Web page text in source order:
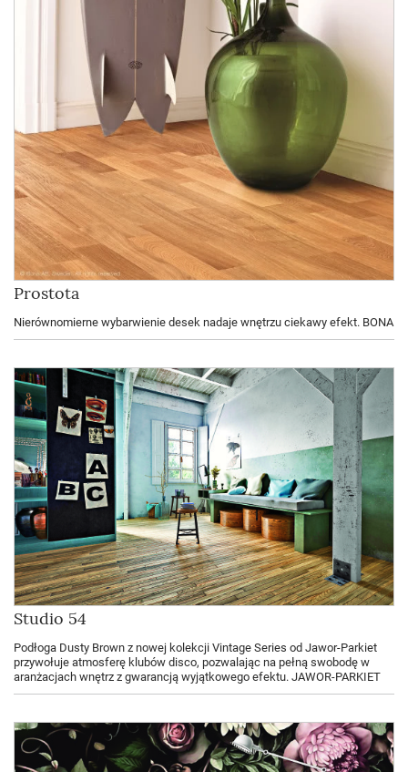
Prostota
Nierównomierne wybarwienie desek nadaje wnętrzu ciekawy efekt. BONA
Studio 54
Podłoga Dusty Brown z nowej kolekcji Vintage Series od Jawor-Parkiet
przywołuje atmosferę klubów disco, pozwalając na pełną swobodę w
aranżacjach wnętrz z gwarancją wyjątkowego efektu. JAWOR-PARKIET